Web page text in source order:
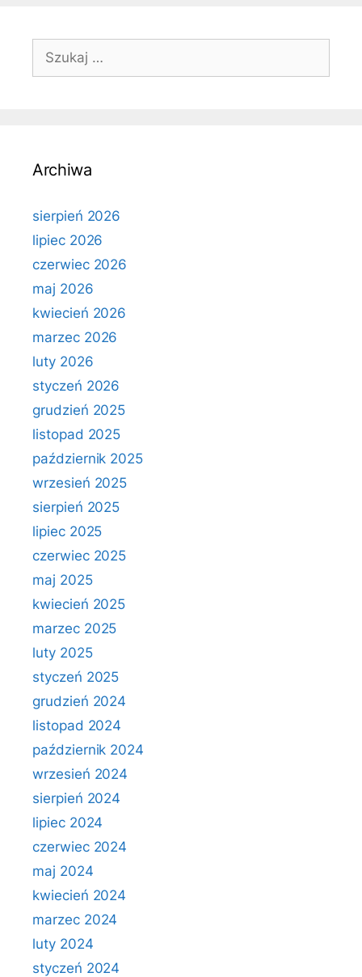
Szukaj:
Archiwa
sierpień 2026
lipiec 2026
czerwiec 2026
maj 2026
kwiecień 2026
marzec 2026
luty 2026
styczeń 2026
grudzień 2025
listopad 2025
październik 2025
wrzesień 2025
sierpień 2025
lipiec 2025
czerwiec 2025
maj 2025
kwiecień 2025
marzec 2025
luty 2025
styczeń 2025
grudzień 2024
listopad 2024
październik 2024
wrzesień 2024
sierpień 2024
lipiec 2024
czerwiec 2024
maj 2024
kwiecień 2024
marzec 2024
luty 2024
styczeń 2024